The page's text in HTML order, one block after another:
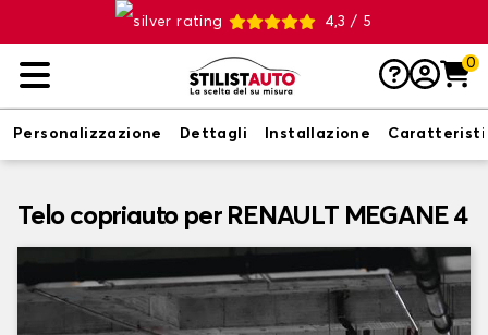
4,3 / 5
0
Personalizzazione Dettagli Installazione
Telo copriauto per RENAULT MEGANE 4